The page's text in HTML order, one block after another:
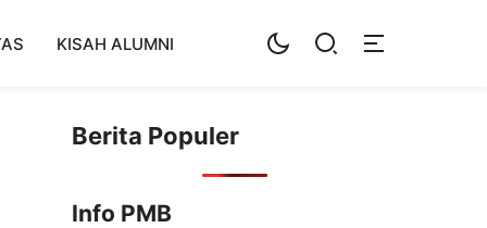
KISAH ALUMNI
Berita Populer
Info PMB